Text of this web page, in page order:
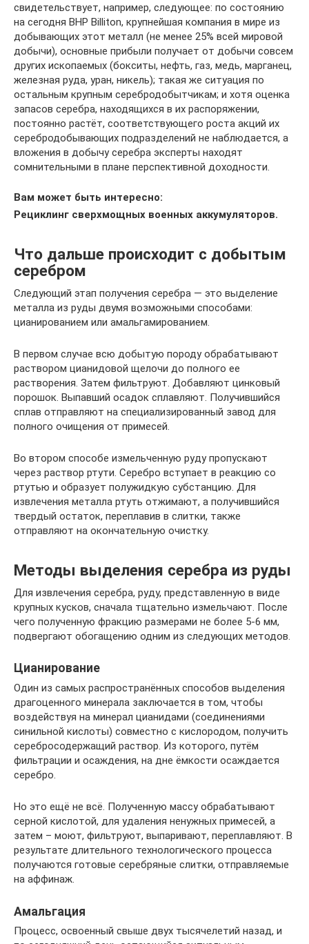
свидетельствует, например, следующее: по состоянию
на сегодня BHP Billiton, крупнейшая компания в мире из
добывающих этот металл (не менее 25% всей мировой
добычи), основные прибыли получает от добычи совсем
других ископаемых (бокситы, нефть, газ, медь, марганец,
железная руда, уран, никель); такая же ситуация по
остальным крупным серебродобытчикам; и хотя оценка
запасов серебра, находящихся в их распоряжении,
постоянно растёт, соответствующего роста акций их
серебродобывающих подразделений не наблюдается, а
вложения в добычу серебра эксперты находят
сомнительными в плане перспективной доходности.
Вам может быть интересно:
Рециклинг сверхмощных военных аккумуляторов.
Что дальше происходит с добытым
серебром
Следующий этап получения серебра — это выделение
металла из руды двумя возможными способами:
цианированием или амальгамированием.
В первом случае всю добытую породу обрабатывают
раствором цианидовой щелочи до полного ее
растворения. Затем фильтруют. Добавляют цинковый
порошок. Выпавший осадок сплавляют. Получившийся
сплав отправляют на специализированный завод для
полного очищения от примесей.
Во втором способе измельченную руду пропускают
через раствор ртути. Серебро вступает в реакцию со
ртутью и образует полужидкую субстанцию. Для
извлечения металла ртуть отжимают, а получившийся
твердый остаток, переплавив в слитки, также
отправляют на окончательную очистку.
Методы выделения серебра из руды
Для извлечения серебра, руду, представленную в виде
крупных кусков, сначала тщательно измельчают. После
чего полученную фракцию размерами не более 5-6 мм,
подвергают обогащению одним из следующих методов.
Цианирование
Один из самых распространённых способов выделения
драгоценного минерала заключается в том, чтобы
воздействуя на минерал цианидами (соединениями
синильной кислоты) совместно с кислородом, получить
серебросодержащий раствор. Из которого, путём
фильтрации и осаждения, на дне ёмкости осаждается
серебро.
Но это ещё не всё. Полученную массу обрабатывают
серной кислотой, для удаления ненужных примесей, а
затем – моют, фильтруют, выпаривают, переплавляют. В
результате длительного технологического процесса
получаются готовые серебряные слитки, отправляемые
на аффинаж.
Амальгация
Процесс, освоенный свыше двух тысячелетий назад, и